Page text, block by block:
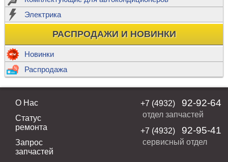
Электрика
РАСПРОДАЖИ И НОВИНКИ
Новинки
Распродажа
О Нас
Статус
ремонта
Запрос
запчастей
+7 (4932) 92-92-64
отдел запчастей
+7 (4932)
92-95-41
сервисный отдел